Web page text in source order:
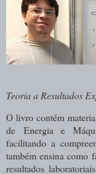
Teoria a Resultados
O livro contém
de Energia e
facilitando a
também ensina como
resultados